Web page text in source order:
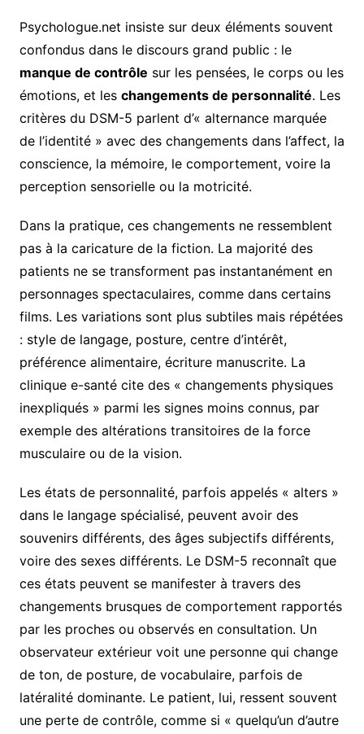
Psychologue.net insiste sur deux éléments souvent
confondus dans le discours grand public : le
manque de contrôle sur les pensées, le corps ou les
émotions, et les changements de personnalité. Les
critères du DSM-5 parlent d’« alternance marquée
de l’identité » avec des changements dans l’affect, la
conscience, la mémoire, le comportement, voire la
perception sensorielle ou la motricité.
Dans la pratique, ces changements ne ressemblent
pas à la caricature de la fiction. La majorité des
patients ne se transforment pas instantanément en
personnages spectaculaires, comme dans certains
films. Les variations sont plus subtiles mais répétées
: style de langage, posture, centre d’intérêt,
préférence alimentaire, écriture manuscrite. La
clinique e-santé cite des « changements physiques
inexpliqués » parmi les signes moins connus, par
exemple des altérations transitoires de la force
musculaire ou de la vision.
Les états de personnalité, parfois appelés « alters »
dans le langage spécialisé, peuvent avoir des
souvenirs différents, des âges subjectifs différents,
voire des sexes différents. Le DSM-5 reconnaît que
ces états peuvent se manifester à travers des
changements brusques de comportement rapportés
par les proches ou observés en consultation. Un
observateur extérieur voit une personne qui change
de ton, de posture, de vocabulaire, parfois de
latéralité dominante. Le patient, lui, ressent souvent
une perte de contrôle, comme si « quelqu’un d’autre